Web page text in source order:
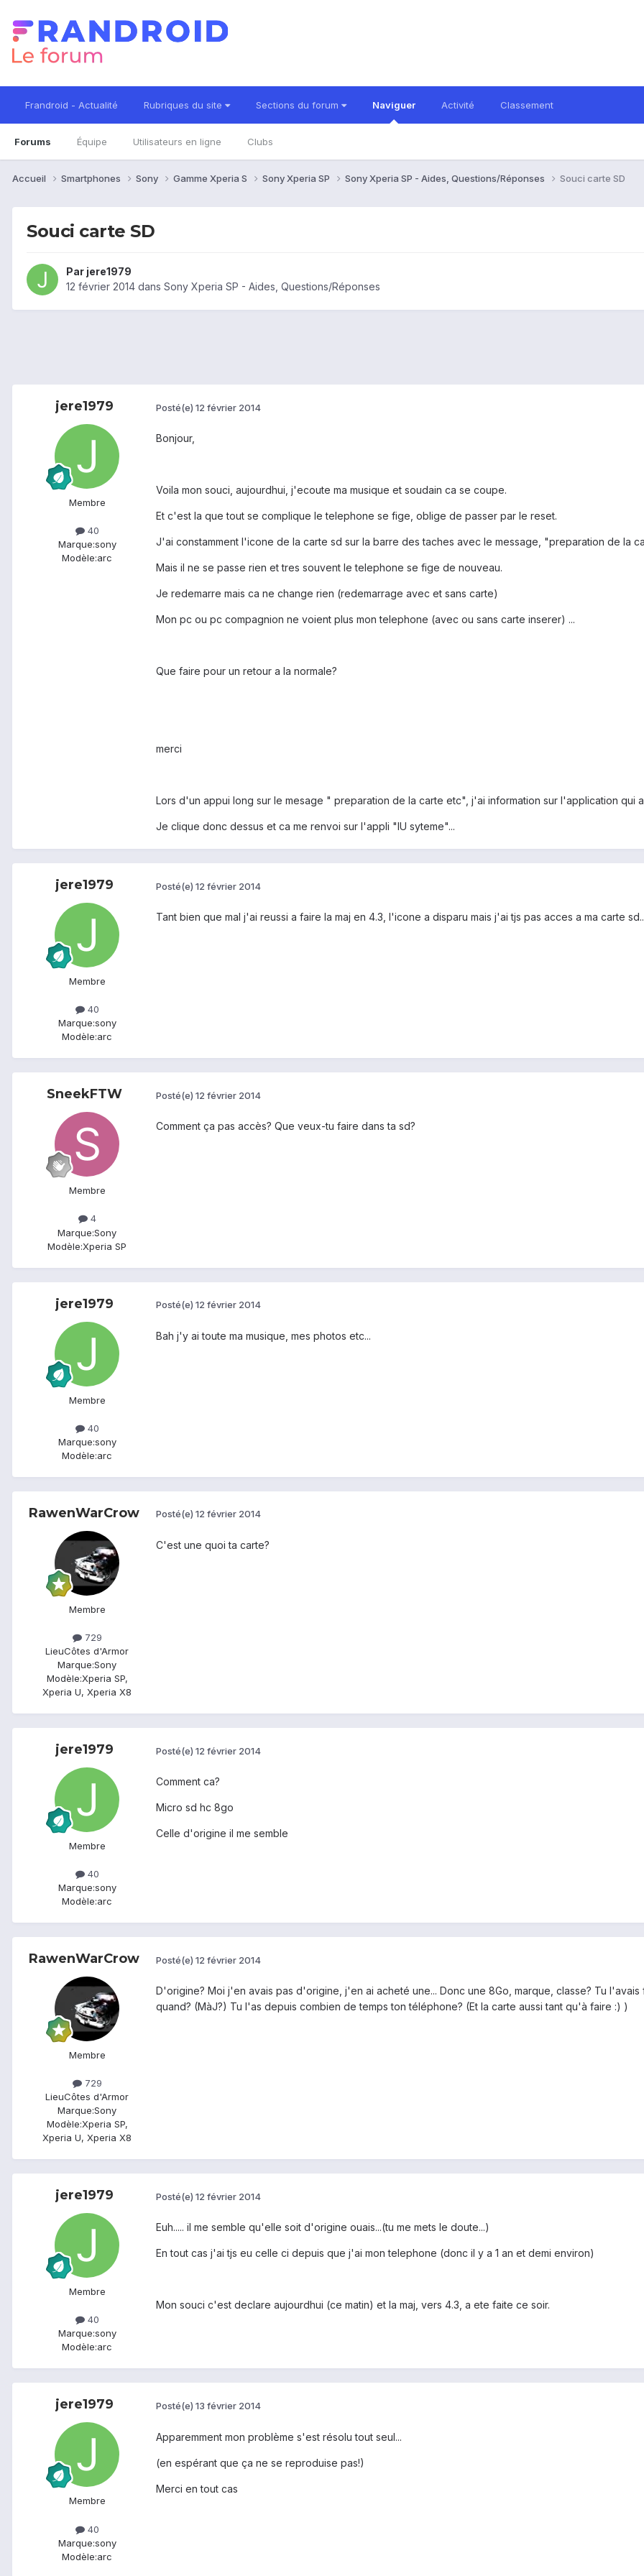
Frandroid - Actualité Rubriques du site Sections du forum Naviguer
Forums Équipe Utilisateurs en ligne Clubs
Activité Classement
Accueil Smartphones Sony Gamme Xperia S Sony Xperia SP Sony Xperia SP - Aides, Questions/Réponses Souci carte SD
Souci carte SD
Par jere1979
12 février 2014 dans Sony Xperia SP - Aides, Questions/Réponses
jere1979
Membre
40
Marque:sony
Modèle:arc
Posté(e) 12 février 2014
Bonjour,
Voila mon souci, aujourdhui, j'ecoute ma musique et soudain ca se coupe.
Et c'est la que tout se complique le telephone se fige, oblige de passer par le reset.
J'ai constamment l'icone de la carte sd sur la barre des taches avec le message, "preparation de la
Mais il ne se passe rien et tres souvent le telephone se fige de nouveau.
Je redemarre mais ca ne change rien (redemarrage avec et sans carte)
Mon pc ou pc compagnion ne voient plus mon telephone (avec ou sans carte inserer) ...
Que faire pour un retour a la normale?
merci
Lors d'un appui long sur le mesage " preparation de la carte etc", j'ai information sur l'application qui
Je clique donc dessus et ca me renvoi sur l'appli "IU syteme"...
jere1979
Membre
40
Marque:sony
Modèle:arc
Posté(e) 12 février 2014
Tant bien que mal j'ai reussi a faire la maj en 4.3, l'icone a disparu mais j'ai tjs pas acces a ma carte
SneekFTW
Membre
4
Marque:Sony
Modèle:Xperia SP
Posté(e) 12 février 2014
Comment ça pas accès? Que veux-tu faire dans ta sd?
jere1979
Membre
40
Marque:sony
Modèle:arc
Posté(e) 12 février 2014
Bah j'y ai toute ma musique, mes photos etc...
RawenWarCrow
Membre
729
LieuCôtes d'Armor
Marque:Sony
Modèle:Xperia SP,
Xperia U, Xperia X8
Posté(e) 12 février 2014
C'est une quoi ta carte?
jere1979
Membre
40
Marque:sony
Modèle:arc
Posté(e) 12 février 2014
Comment ca?
Micro sd hc 8go
Celle d'origine il me semble
RawenWarCrow
Membre
729
LieuCôtes d'Armor
Marque:Sony
Modèle:Xperia SP,
Xperia U, Xperia X8
Posté(e) 12 février 2014
D'origine? Moi j'en avais pas d'origine, j'en ai acheté une... Donc une 8Go, marque, classe? Tu
quand? (MàJ?) Tu l'as depuis combien de temps ton téléphone? (Et la carte aussi tant qu'à faire :) )
jere1979
Membre
40
Marque:sony
Modèle:arc
Posté(e) 12 février 2014
Euh..... il me semble qu'elle soit d'origine ouais...(tu me mets le doute...)
En tout cas j'ai tjs eu celle ci depuis que j'ai mon telephone (donc il y a 1 an et demi environ)
Mon souci c'est declare aujourdhui (ce matin) et la maj, vers 4.3, a ete faite ce soir.
jere1979
Membre
40
Marque:sony
Modèle:arc
Posté(e) 13 février 2014
Apparemment mon problème s'est résolu tout seul...
(en espérant que ça ne se reproduise pas!)
Merci en tout cas